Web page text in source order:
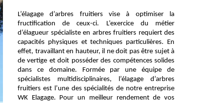
L’élagage d’arbres fruitiers vise à optimiser la
fructification de ceux-ci. L’exercice du métier
d’élagueur spécialiste en arbres fruitiers requiert des
capacités physiques et techniques particulières. En
effet, travaillant en hauteur, il ne doit pas être sujet à
de vertige et doit posséder des compétences solides
dans ce domaine. Formée par une équipe de
spécialistes multidisciplinaires, l’élagage d’arbres
fruitiers est l’une des spécialités de notre entreprise
WK Elagage. Pour un meilleur rendement de vos